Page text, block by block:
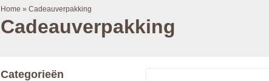
Home » Cadeauverpakking
Cadeauverpakking
Categorieën